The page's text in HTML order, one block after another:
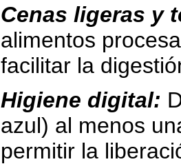
Cenas ligeras y
alimentos
facilitar la
Higiene digital:
azul) al menos
permitir la